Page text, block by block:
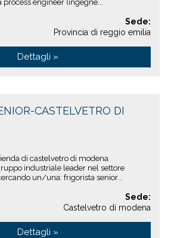
engineer (ingegne...
Sede:
Provincia di reggio emilia
Dettagli »
CASTELVETRO DI
di castelvetro di modena
industriale leader nel settore
un/una: frigorista senior...
Sede:
Castelvetro di modena
Dettagli »